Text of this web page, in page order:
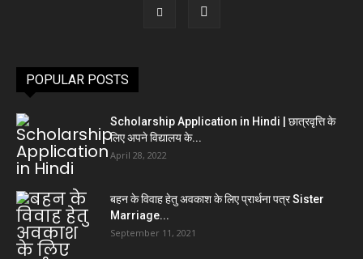
POPULAR POSTS
Scholarship Application in Hindi | छात्रवृत्ति के
लिए अपने विद्यालय के...
April 28, 2022
बहन के विवाह हेतु अवकाश के लिए प्रार्थना पत्र Sister
Marriage...
September 11, 2021